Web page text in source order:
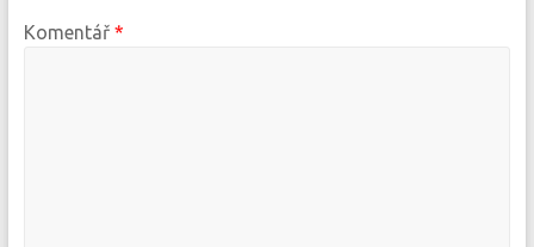
Komentář *